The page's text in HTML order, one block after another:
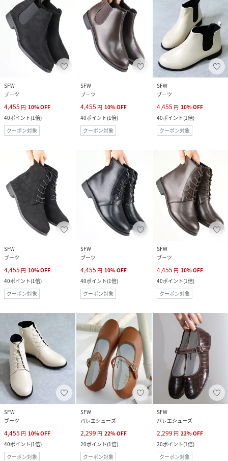
SFW
ブーツ
4,455 円 10%OFF
40ポイント(1倍)
クーポン対象
SFW
ブーツ
4,455 円 10%OFF
40ポイント(1倍)
クーポン対象
SFW
ブーツ
4,455 円 10%OFF
40ポイント(1倍)
クーポン対象
SFW
ブーツ
4,455 円 10%OFF
40ポイント(1倍)
クーポン対象
SFW
ブーツ
4,455 円 10%OFF
40ポイント(1倍)
クーポン対象
SFW
ブーツ
4,455 円 10%OFF
40ポイント(1倍)
クーポン対象
SFW
ブーツ
4,455 円 10%OFF
40ポイント(1倍)
クーポン対象
SFW
バレエシューズ
2,299 円 22%OFF
20ポイント(1倍)
クーポン対象
SFW
バレエシューズ
2,299 円 22%OFF
20ポイント(1倍)
クーポン対象